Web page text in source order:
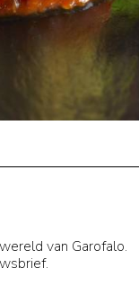
van Garofalo.